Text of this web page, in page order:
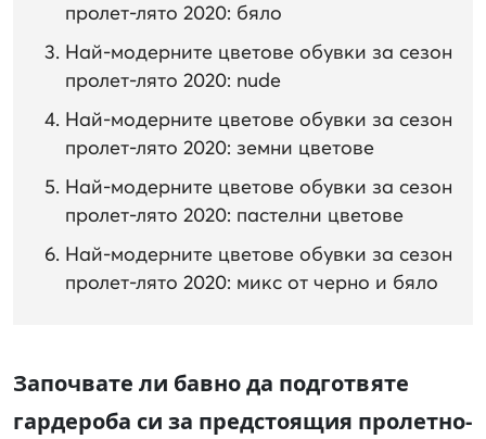
пролет-лято 2020: бяло
Най-модерните цветове обувки за сезон
пролет-лято 2020: nude
Най-модерните цветове обувки за сезон
пролет-лято 2020: земни цветове
Най-модерните цветове обувки за сезон
пролет-лято 2020: пастелни цветове
Най-модерните цветове обувки за сезон
пролет-лято 2020: микс от черно и бяло
Започвате ли бавно да подготвяте
гардероба си за предстоящия пролетно-